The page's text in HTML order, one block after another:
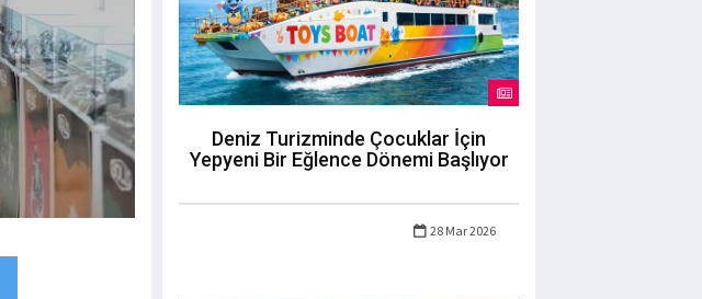
Deniz Turizminde Çocuklar İçin
Yepyeni Bir Eğlence Dönemi Başlıyor
28 Mar 2026